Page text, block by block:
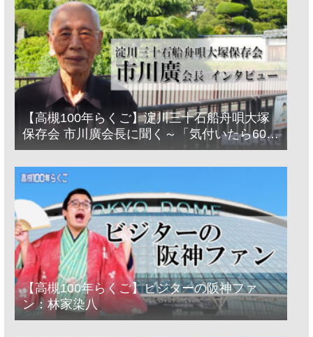
【高槻100年らくご】淀川三十石船舟唄大塚
保存会 市川廣会長に聞く～「気付いたら60年
経っとった」
【高槻100年らくご】ビジターの阪神ファ
ン：林家染八